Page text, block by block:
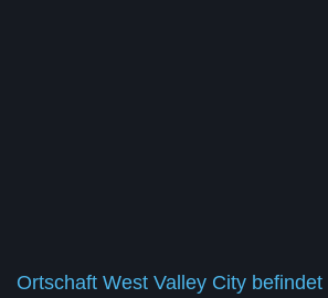
Ortschaft West Valley City